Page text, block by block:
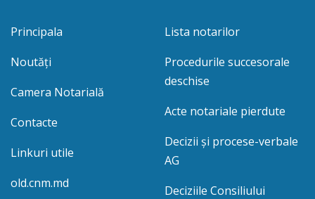
Principala
Noutăți
Camera Notarială
Contacte
Linkuri utile
old.cnm.md
Lista notarilor
Procedurile succesorale
deschise
Acte notariale pierdute
Decizii și procese-verbale
AG
Deciziile Consiliului